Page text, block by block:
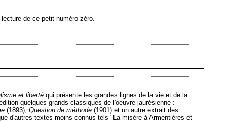
de ce petit numéro zéro.
et liberté qui présente les grandes lignes de la vie et de la
quelques grands classiques de l'oeuvre jaurésienne :
(1893), Question de méthode (1901) et un autre extrait des
d'autres textes moins connus tels "La misère à Armentières et